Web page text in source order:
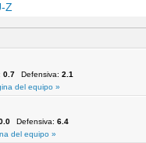
Z
0.7 Defensiva: 2.1
del equipo »
Defensiva: 6.4
del equipo »